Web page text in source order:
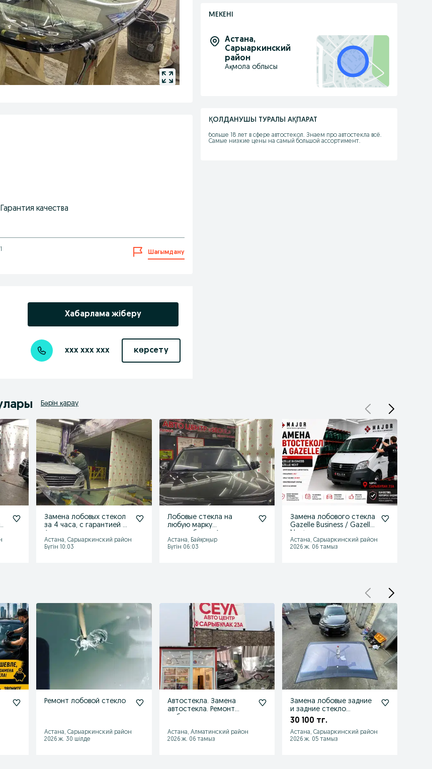
качества
Шағымдану
Хабарлама жіберу
xxx xxx xxx көрсету
МЕКЕНІ
Астана,
Сарыаркинский
район
Ақмола облысы
ҚОЛДАНУШЫ ТУРАЛЫ АҚПАРАТ
больше 18 лет в сфере автостекол. Знаем про автостекла всё.
Самые низкие цены на самый большой ассортимент.
Бәрін қарау
Замена лобовых стекол
за 4 часа, с гарантией •
Астана, Сарыаркинский район
Бүгін 10:03
Лобовые стекла на
любую марку
Астана, Байқоңыр
Бүгін 06:03
Замена лобового стекла
Gazelle Business / Gazelle
Астана, Сарыаркинский район
2026 ж. 06 тамыз
Ремонт лобовой стекло
Астана, Сарыаркинский район
2026 ж. 30 шілде
Автостекла. Замена
автостекла. Ремонт
Астана, Алматинский район
2026 ж. 06 тамыз
Замена лобовые задние
и задние стекло
установка автостекла
30 100 тг.
Астана, Сарыаркинский район
2026 ж. 05 тамыз